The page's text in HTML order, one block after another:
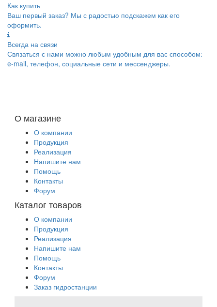
Как купить
Ваш первый заказ? Мы с радостью подскажем как его
оформить.
Всегда на связи
Связаться с нами можно любым удобным для вас способом:
e-mail, телефон, социальные сети и мессенджеры.
О магазине
О компании
Продукция
Реализация
Напишите нам
Помощь
Контакты
Форум
Каталог товаров
О компании
Продукция
Реализация
Напишите нам
Помощь
Контакты
Форум
Заказ гидростанции